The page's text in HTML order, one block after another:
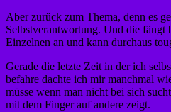
Aber zurück zum Thema, denn es
Selbstverantwortung. Und die fängt
Einzelnen an und kann durchaus
Gerade die letzte Zeit in der ich
befahre dachte ich mir manchmal
müsse wenn man nicht bei sich
mit dem Finger auf andere zeigt.